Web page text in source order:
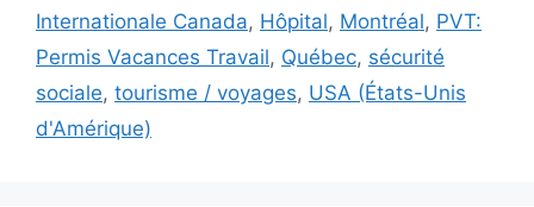
Internationale Canada, Hôpital, Montréal, PVT:
Permis Vacances Travail, Québec, sécurité
sociale, tourisme / voyages, USA (États-Unis
d'Amérique)